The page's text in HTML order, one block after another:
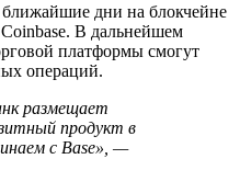
дни на блокчейне
В дальнейшем
платформы смогут
операций.
размещает
продукт в
с Base», —